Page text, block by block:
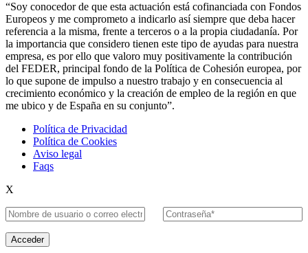
“Soy conocedor de que esta actuación está cofinanciada con Fondos
Europeos y me comprometo a indicarlo así siempre que deba hacer
referencia a la misma, frente a terceros o a la propia ciudadanía. Por
la importancia que considero tienen este tipo de ayudas para nuestra
empresa, es por ello que valoro muy positivamente la contribución
del FEDER, principal fondo de la Política de Cohesión europea, por
lo que supone de impulso a nuestro trabajo y en consecuencia al
crecimiento económico y la creación de empleo de la región en que
me ubico y de España en su conjunto”.
Política de Privacidad
Política de Cookies
Aviso legal
Faqs
X
Acceder